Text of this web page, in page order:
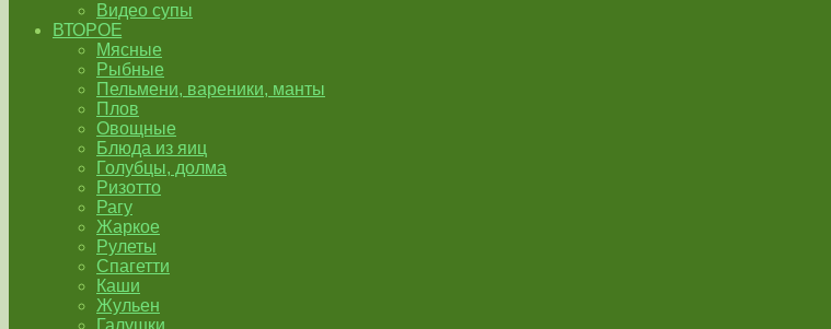
Видео супы
ВТОРОЕ
Мясные
Рыбные
Пельмени, вареники, манты
Плов
Овощные
Блюда из яиц
Голубцы, долма
Ризотто
Рагу
Жаркое
Рулеты
Спагетти
Каши
Жульен
Галушки